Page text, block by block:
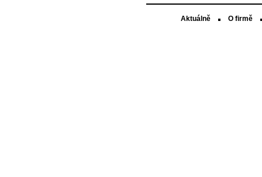
Aktuálně O firmě